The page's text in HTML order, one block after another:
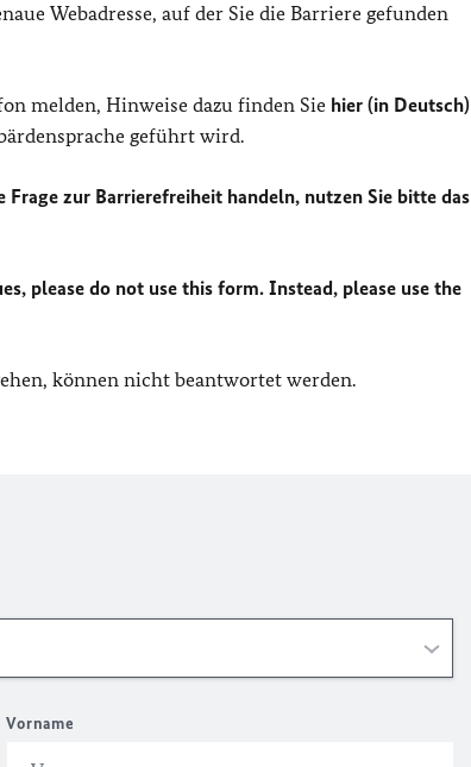
Webadresse, auf der Sie die Barriere gefunden
melden, Hinweise dazu finden Sie hier (in Deutsch)
geführt wird.
zur Barrierefreiheit handeln, nutzen Sie bitte das
please do not use this form. Instead, please use the
können nicht beantwortet werden.
Vorname